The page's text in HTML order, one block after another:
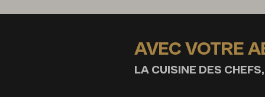
AVEC VOTRE
LA CUISINE DES